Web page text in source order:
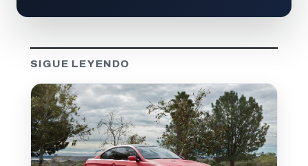
SIGUE LEYENDO